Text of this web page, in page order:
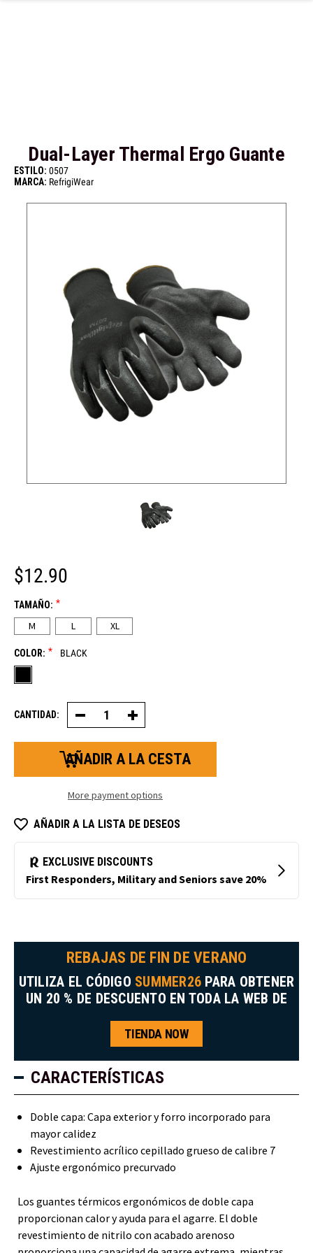
Dual-Layer Thermal Ergo Guante
ESTILO: 0507
MARCA: RefrigiWear
$12.90
TAMAÑO: *
M L XL
COLOR: * BLACK
CANTIDAD: Decrease
Quantity
of
Dual-
Layer
Ergo
Increase
Quantity
of
Layer
Ergo
More payment options
AÑADIR A LA LISTA DE DESEOS
REBAJAS DE FIN DE VERANO
UTILIZA EL CÓDIGO SUMMER26 PARA OBTENER
UN 20 % DE DESCUENTO EN TODA LA WEB DE
TIENDA NOW
CARACTERÍSTICAS
Doble capa: Capa exterior y forro incorporado para
mayor calidez
Revestimiento acrílico cepillado grueso de calibre 7
Ajuste ergonómico precurvado
Los guantes térmicos ergonómicos de doble capa
proporcionan calor y ayuda para el agarre. El doble
revestimiento de nitrilo con acabado arenoso